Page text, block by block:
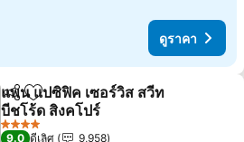
ดูราคา
แชร์ เพิ่มในรายการโปรด
แพน แปซิฟิค เซอร์วิส สวีท
บีชโร้ด สิงคโปร์
ดูราคา
4 ดาว
9.0 ดีเลิศ 9,958